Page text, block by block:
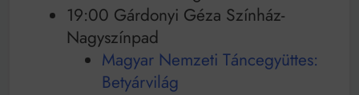
19:00 Gárdonyi Géza Színház-
Nagyszínpad
Magyar Nemzeti Táncegyüttes:
Betyárvilág